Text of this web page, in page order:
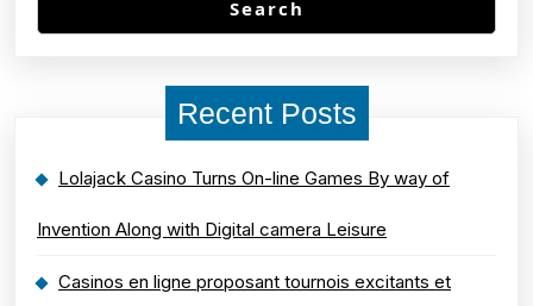
Search
Recent Posts
Lolajack Casino Turns On-line Games By way of
Invention Along with Digital camera Leisure
Casinos en ligne proposant tournois excitants et